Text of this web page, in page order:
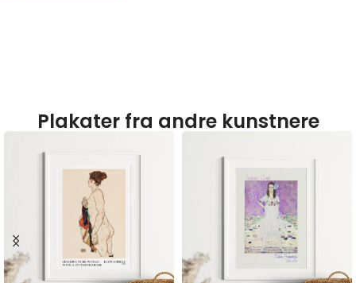
Plakater fra andre kunstnere